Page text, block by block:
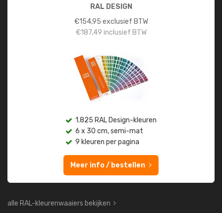
RAL DESIGN
€154,95 exclusief BTW
€187,49 inclusief BTW
1.825 RAL Design-kleuren
6 x 30 cm, semi-mat
9 kleuren per pagina
Meer info / bestellen
alle RAL-kleurenwaaiers bekijken